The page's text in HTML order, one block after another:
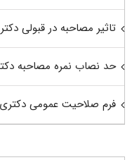
تاثیر مصاحبه در قبولی
حد نصاب نمره مصاحبه
فرم صلاحیت عمومی دکتری